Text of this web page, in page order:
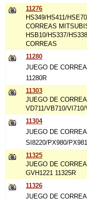
11276
HS349/HS411/
CORREAS
HSB10/HS337/
CORREAS
11280
JUEGO DE
11280R
11303
JUEGO DE
VD711/VB710/
11304
JUEGO DE
SI8220/PX980/
11325
JUEGO DE
GVH1221 11325R
11326
JUEGO DE